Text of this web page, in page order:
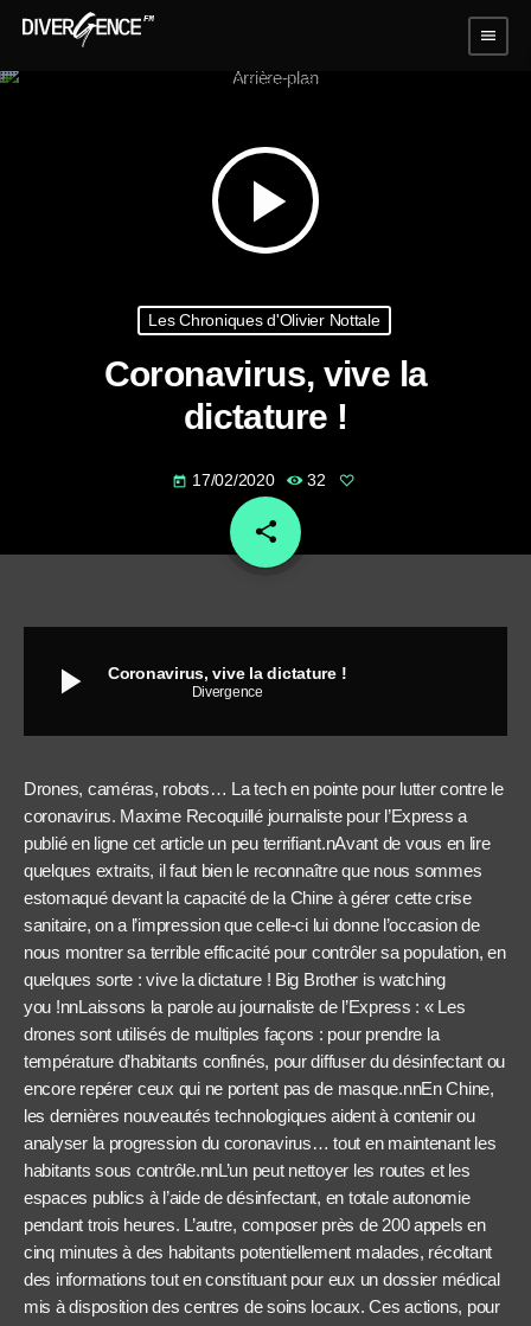
menu
play_arrow
Les Chroniques d'Olivier Nottale
Coronavirus, vive la
dictature !
today 17/02/2020 32
share
email
play_arrow Coronavirus, vive la dictature !
Divergence
Drones, caméras, robots… La tech en pointe pour lutter contre le
coronavirus. Maxime Recoquillé journaliste pour l’Express a
publié en ligne cet article un peu terrifiant.nAvant de vous en lire
quelques extraits, il faut bien le reconnaître que nous sommes
estomaqué devant la capacité de la Chine à gérer cette crise
sanitaire, on a l’impression que celle-ci lui donne l’occasion de
nous montrer sa terrible efficacité pour contrôler sa population, en
quelques sorte : vive la dictature ! Big Brother is watching
you !nnLaissons la parole au journaliste de l’Express : « Les
drones sont utilisés de multiples façons : pour prendre la
température d’habitants confinés, pour diffuser du désinfectant ou
encore repérer ceux qui ne portent pas de masque.nnEn Chine,
les dernières nouveautés technologiques aident à contenir ou
analyser la progression du coronavirus… tout en maintenant les
habitants sous contrôle.nnL’un peut nettoyer les routes et les
espaces publics à l’aide de désinfectant, en totale autonomie
pendant trois heures. L’autre, composer près de 200 appels en
cinq minutes à des habitants potentiellement malades, récoltant
des informations tout en constituant pour eux un dossier médical
mis à disposition des centres de soins locaux. Ces actions, pour